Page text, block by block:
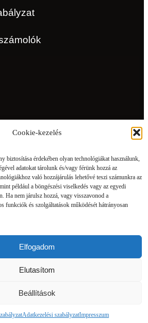
Cookie-kezelés
biztosítása érdekében olyan technológiákat használunk,
adatokat tárolunk és/vagy férünk hozzá az
való hozzájárulás lehetővé teszi számunkra az
például a böngészési viselkedés vagy az egyedi
Ha nem járulsz hozzá, vagy visszavonod a
funkciók és szolgáltatások működését hátrányosan
Elfogadom
Elutasítom
Beállítások
Adatkezelési szabályzatImpresszum
Media